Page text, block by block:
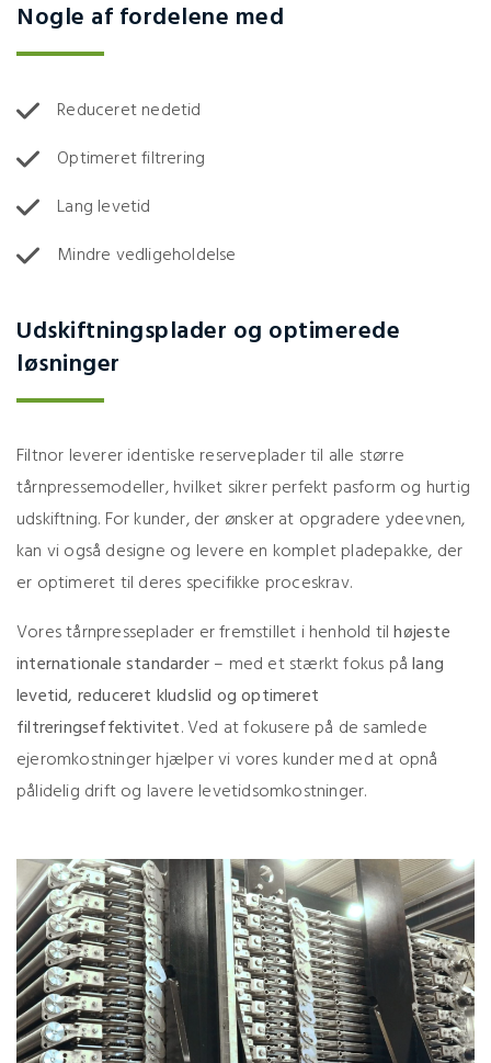
Nogle af fordelene med
Reduceret nedetid
Optimeret filtrering
Lang levetid
Mindre vedligeholdelse
Udskiftningsplader og optimerede
løsninger
Filtnor leverer identiske reserveplader til alle større
tårnpressemodeller, hvilket sikrer perfekt pasform og hurtig
udskiftning. For kunder, der ønsker at opgradere ydeevnen,
kan vi også designe og levere en komplet pladepakke, der
er optimeret til deres specifikke proceskrav.
Vores tårnpresseplader er fremstillet i henhold tilhøjeste
internationale standarder– med et stærkt fokus pålang
levetid, reduceret kludslid og optimeret
filtreringseffektivitet. Ved at fokusere på de samlede
ejeromkostninger hjælper vi vores kunder med at opnå
pålidelig drift og lavere levetidsomkostninger.